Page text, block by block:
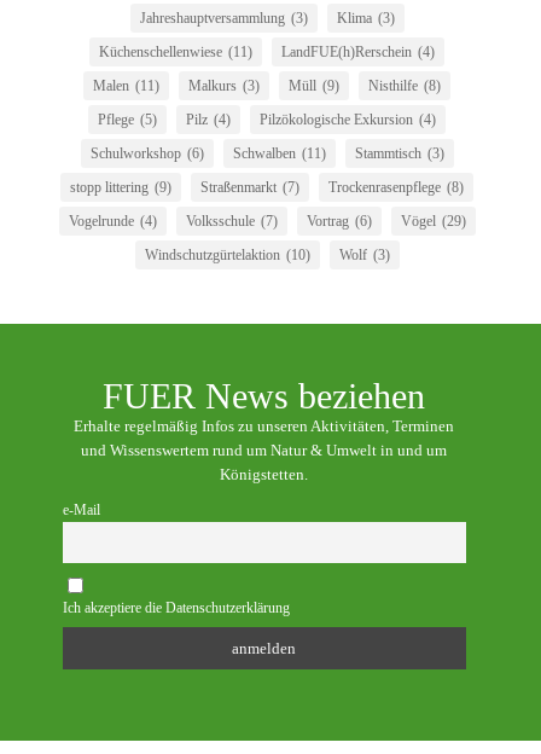
Jahreshauptversammlung (3) Klima (3)
Küchenschellenwiese (11) LandFUE(h)Rerschein (4)
Malen (11) Malkurs (3) Müll (9) Nisthilfe (8)
Pflege (5) Pilz (4) Pilzökologische Exkursion (4)
Schulworkshop (6) Schwalben (11) Stammtisch (3)
stopp littering (9) Straßenmarkt (7) Trockenrasenpflege (8)
Vogelrunde (4) Volksschule (7) Vortrag (6) Vögel (29)
Windschutzgürtelaktion (10) Wolf (3)
FUER News beziehen
Erhalte regelmäßig Infos zu unseren Aktivitäten, Terminen
und Wissenswertem rund um Natur & Umwelt in und um
Königstetten.
e-Mail
Ich akzeptiere die Datenschutzerklärung